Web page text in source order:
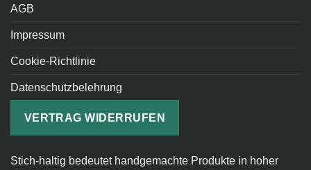
AGB
Impressum
Cookie-Richtlinie
Datenschutzbelehrung
VERTRAG WIDERRUFEN
Stich-haltig bedeutet handgemachte Produkte in hoher